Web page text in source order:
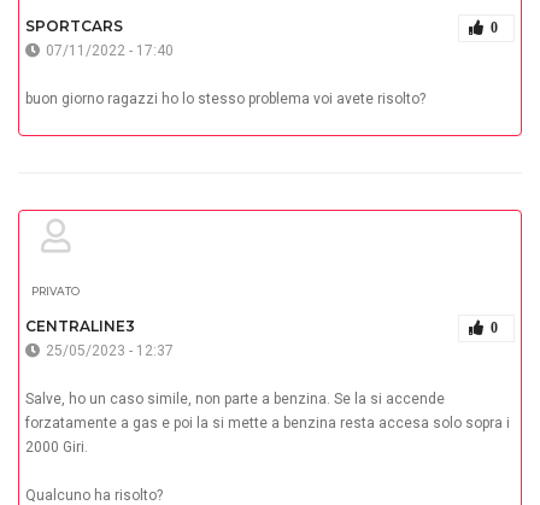
SPORTCARS 0
07/11/2022 - 17:40
buon giorno ragazzi ho lo stesso problema voi avete risolto?
PRIVATO
CENTRALINE3 0
25/05/2023 - 12:37
Salve, ho un caso simile, non parte a benzina. Se la si accende
forzatamente a gas e poi la si mette a benzina resta accesa solo sopra i
2000 Giri.
Qualcuno ha risolto?